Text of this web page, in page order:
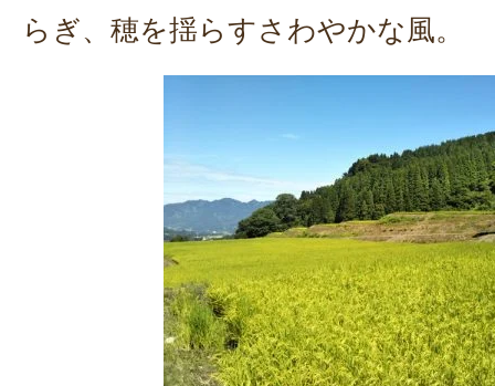
らぎ、穂を揺らすさわやかな風。